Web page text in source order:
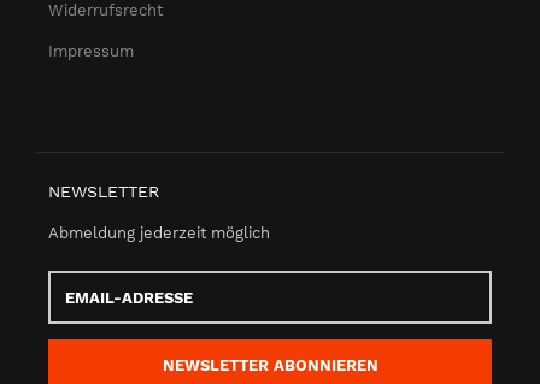
Widerrufsrecht
Impressum
NEWSLETTER
Abmeldung jederzeit möglich
Adresse
NEWSLETTER ABONNIEREN